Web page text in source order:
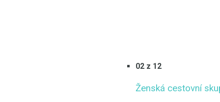
02 z 12
Ženská cestovní